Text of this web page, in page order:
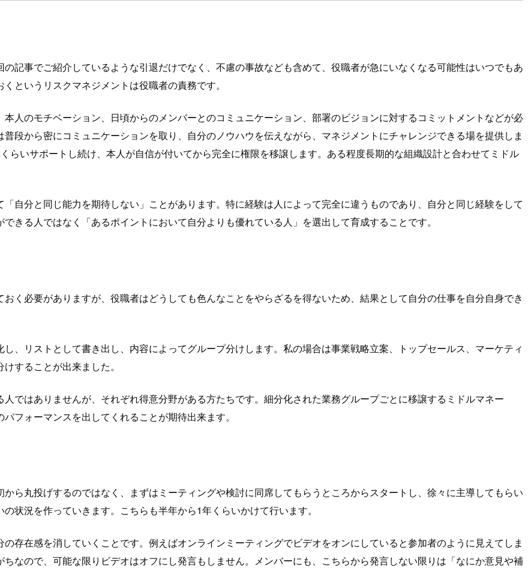
記事でご紹介しているような引退だけでなく、不慮の事故なども含めて、役職者が急にいなくなる可能性はいつでもあ
というリスクマネジメントは役職者の責務です。
人のモチベーション、日頃からのメンバーとのコミュニケーション、部署のビジョンに対するコミットメントなどが必
段から密にコミュニケーションを取り、自分のノウハウを伝えながら、マネジメントにチャレンジできる場を提供しま
らいサポートし続け、本人が自信が付いてから完全に権限を移譲します。ある程度長期的な組織設計と合わせてミドル
自分と同じ能力を期待しない」ことがあります。特に経験は人によって完全に違うものであり、自分と同じ経験をして
きる人ではなく「あるポイントにおいて自分よりも優れている人」を選出して育成することです。
く必要がありますが、役職者はどうしても色んなことをやらざるを得ないため、結果として自分の仕事を自分自身でき
、リストとして書き出し、内容によってグループ分けします。私の場合は事業戦略立案、トップセールス、マーケティ
することが出来ました。
ではありませんが、それぞれ得意分野がある方たちです。細分化された業務グループごとに移譲するミドルマネー
フォーマンスを出してくれることが期待出来ます。
ら丸投げするのではなく、まずはミーティングや検討に同席してもらうところからスタートし、徐々に主導してもらい
状況を作っていきます。こちらも半年から1年くらいかけて行います。
存在感を消していくことです。例えばオンラインミーティングでビデオをオンにしていると参加者のように見えてしま
なので、可能な限りビデオはオフにし発言もしません。メンバーにも、こちらから発言しない限りは「なにか意見や補